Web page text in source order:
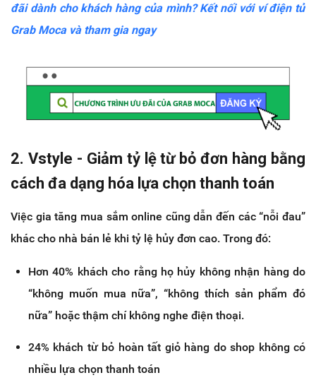
đãi dành cho khách hàng của mình? Kết nối với ví điện tử
Grab Moca và tham gia ngay
2. Vstyle - Giảm tỷ lệ từ bỏ đơn hàng bằng
cách đa dạng hóa lựa chọn thanh toán
Việc gia tăng mua sắm online cũng dẫn đến các “nỗi đau”
khác cho nhà bán lẻ khi tỷ lệ hủy đơn cao. Trong đó:
Hơn 40% khách cho rằng họ hủy không nhận hàng do
“không muốn mua nữa”, “không thích sản phẩm đó
nữa” hoặc thậm chí không nghe điện thoại.
24% khách từ bỏ hoàn tất giỏ hàng do shop không có
nhiều lựa chọn thanh toán